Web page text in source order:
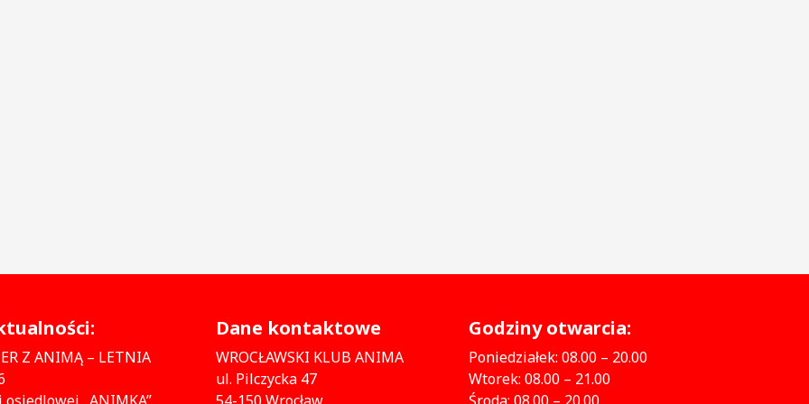
Z ANIMĄ – LETNIA
Dane kontaktowe
WROCŁAWSKI KLUB ANIMA
ul. Pilczycka 47
Godziny otwarcia:
Poniedziałek: 08.00 – 20.00
Wtorek: 08.00 – 21.00